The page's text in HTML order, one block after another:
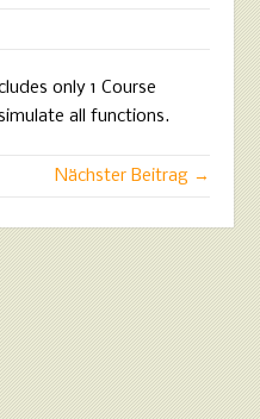
only 1 Course
all functions.
Nächster Beitrag →